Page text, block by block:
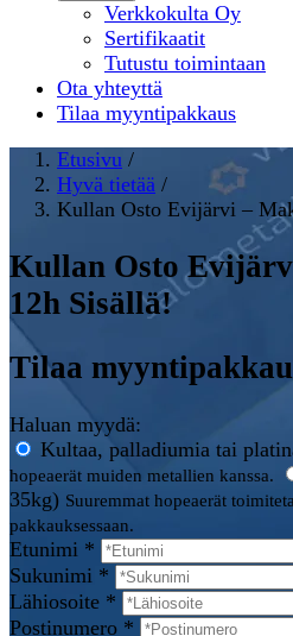
Verkkokulta Oy
Sertifikaatit
Tutustu toimintaan
Ota yhteyttä
Tilaa myyntipakkaus
Etusivu /
Hyvä tietää /
Kullan Osto Evijärvi –
Kullan Osto
12h Sisällä!
Tilaa
Haluan myydä:
Kultaa, palladiumia tai
hopeaerät muiden metallien kanssa.
35kg) Suuremmat hopeaerät
pakkauksessaan.
Etunimi *
Sukunimi *
Lähiosoite *
Postinumero *